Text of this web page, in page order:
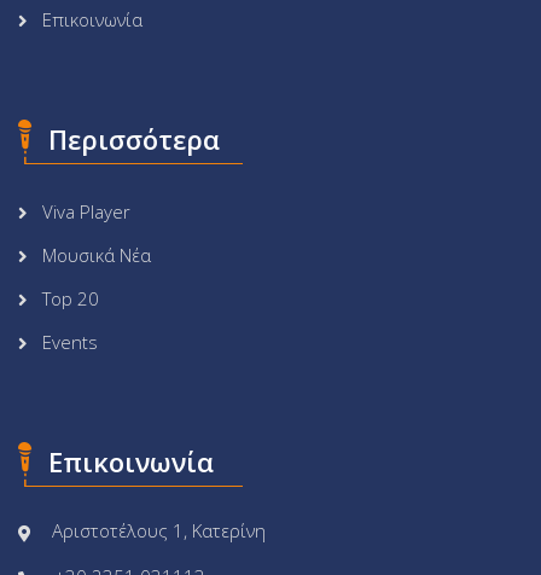
Επικοινωνία
Περισσότερα
Viva Player
Μουσικά Νέα
Top 20
Events
Επικοινωνία
Αριστοτέλους 1, Κατερίνη